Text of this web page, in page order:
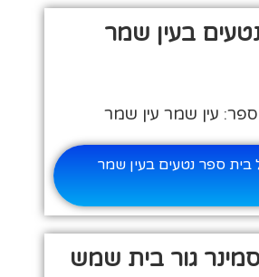
בעין שמר
עין שמר עין שמר
ספר נטעים בעין שמר
גור בית שמש